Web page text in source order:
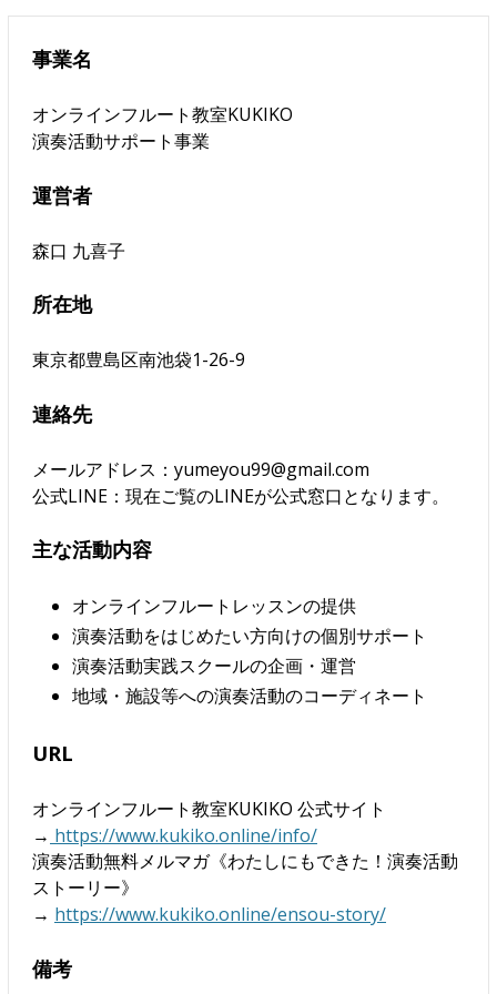
事業名
オンラインフルート教室KUKIKO
演奏活動サポート事業
運営者
森口 九喜子
所在地
東京都豊島区南池袋1-26-9
連絡先
メールアドレス：yumeyou99@gmail.com
公式LINE：現在ご覧のLINEが公式窓口となります。
主な活動内容
オンラインフルートレッスンの提供
演奏活動をはじめたい方向けの個別サポート
演奏活動実践スクールの企画・運営
地域・施設等への演奏活動のコーディネート
URL
オンラインフルート教室KUKIKO 公式サイト
→ https://www.kukiko.online/info/
演奏活動無料メルマガ《わたしにもできた！演奏活動
ストーリー》
→ https://www.kukiko.online/ensou-story/
備考